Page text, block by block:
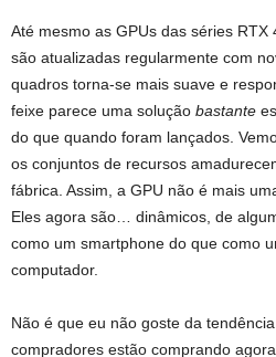
Até mesmo as GPUs das séries
são atualizadas regularmente com
quadros torna-se mais suave e
feixe parece uma solução bastante
do que quando foram lançados.
os conjuntos de recursos
fábrica. Assim, a GPU não é mais
Eles agora são… dinâmicos, de
como um smartphone do que como
computador.
Não é que eu não goste da
compradores estão comprando